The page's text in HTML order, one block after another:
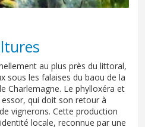
au plus près du littoral,
sous les falaises du baou de la
Charlemagne. Le phylloxéra et
qui doit son retour à
vignerons. Cette production
locale, reconnue par une